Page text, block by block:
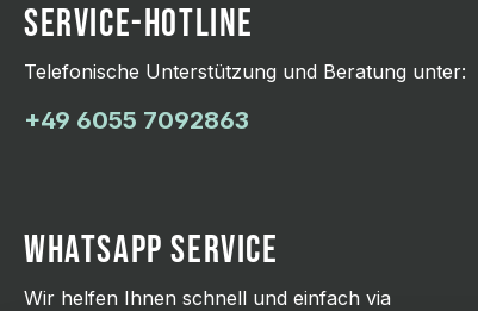
SERVICE-HOTLINE
Telefonische Unterstützung und Beratung unter:
+49 6055 7092863
WHATSAPP SERVICE
Wir helfen Ihnen schnell und einfach via